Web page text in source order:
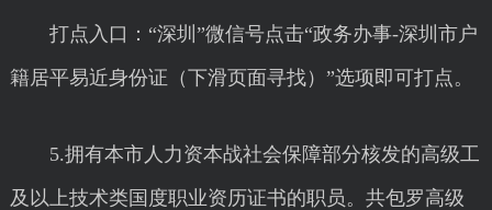
打点入口：“深圳”微信号点击“政务办事-深圳市户
籍居平易近身份证（下滑页面寻找）”选项即可打点。
5.拥有本市人力资本战社会保障部分核发的高级工
及以上技术类国度职业资历证书的职员。共包罗高级